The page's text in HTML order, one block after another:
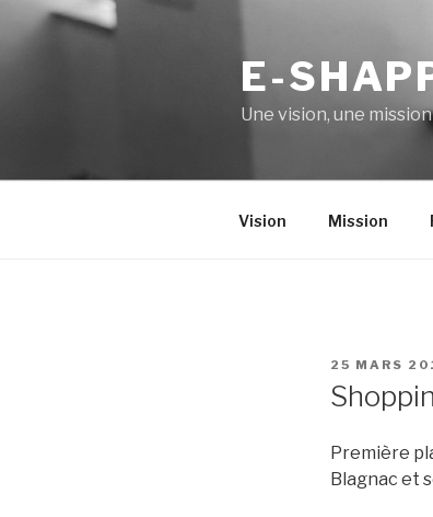
Aller
E-
Une vision, une mission
Vision Mission
PUBLIÉ
25 MARS
Première
Blagnac et